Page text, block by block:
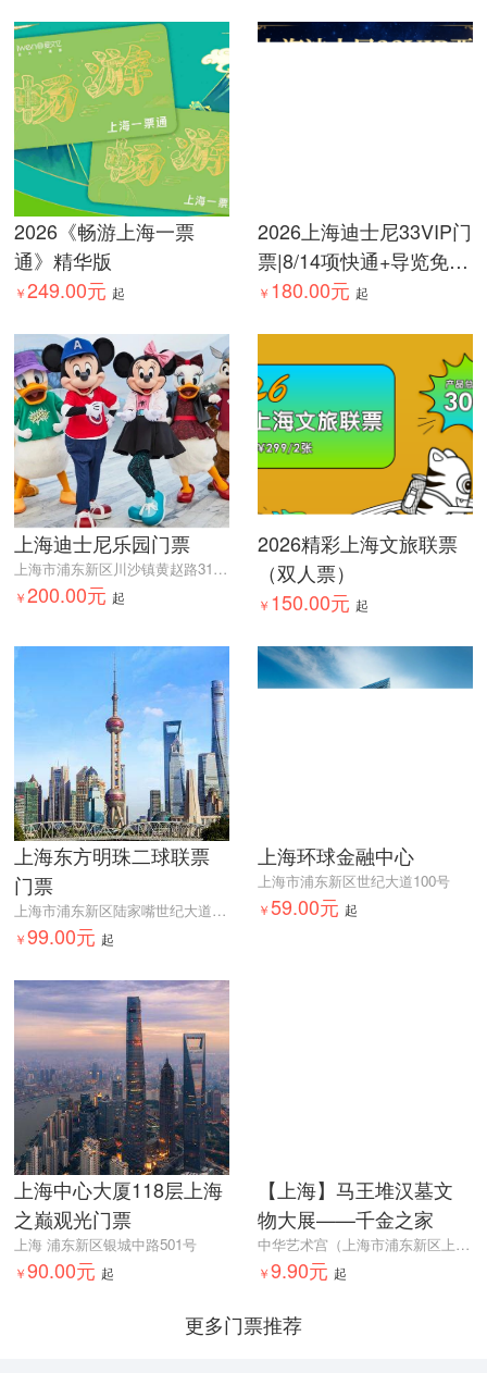
2026《畅游上海一票
通》精华版
￥249.00元 起
2026上海迪士尼33VIP门
票|8/14项快通+导览免排
队|爱票网
￥ 180.00元 起
上海迪士尼乐园门票
上海市浦东新区川沙镇黄赵路310号
￥200.00元 起
2026精彩上海文旅联票
（双人票）
￥ 150.00元 起
上海东方明珠二球联票
门票
上海市浦东新区陆家嘴世纪大道1号东方明珠东方明珠1号门
￥99.00元 起
上海环球金融中心
上海市浦东新区世纪大道100号
￥59.00元 起
上海中心大厦118层上海
之巅观光门票
上海 浦东新区银城中路501号
￥90.00元 起
【上海】马王堆汉墓文
物大展——千金之家
中华艺术宫（上海市浦东新区上南路205号）
￥9.90元 起
更多门票推荐